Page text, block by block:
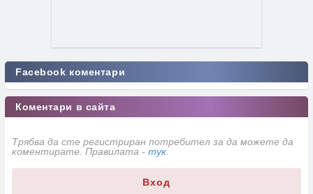
Facebook коментари
Коментари в сайта
Трябва да сте регистриран потребител за да можете да
коментирате. Правилата - тук
Вход